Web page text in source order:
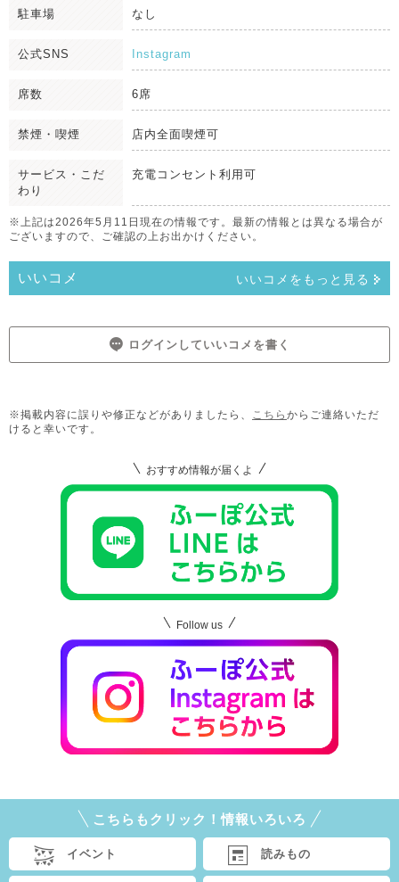
駐車場 なし
公式SNS Instagram
席数 6席
禁煙・喫煙 店内全面喫煙可
サービス・こだ
わり
充電コンセント利用可
※上記は2026年5月11日現在の情報です。最新の情報とは異なる場合が
ございますので、ご確認の上お出かけください。
いいコメ いいコメをもっと見る
ログインしていいコメを書く
※掲載内容に誤りや修正などがありましたら、 こちら からご連絡いただ
けると幸いです。
おすすめ情報が届くよ
Follow us
こちらもクリック！情報いろいろ
イベント 読みもの